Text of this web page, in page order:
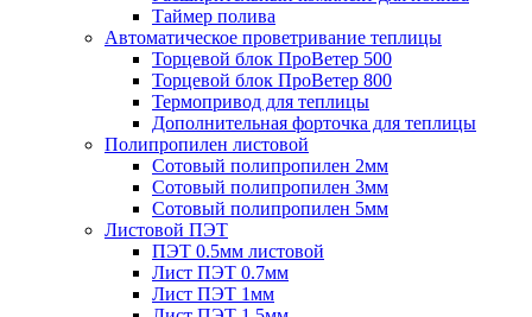
Таймер полива
Автоматическое проветривание теплицы
Торцевой блок ПроВетер 500
Торцевой блок ПроВетер 800
Термопривод для теплицы
Дополнительная форточка для теплицы
Полипропилен листовой
Сотовый полипропилен 2мм
Сотовый полипропилен 3мм
Сотовый полипропилен 5мм
Листовой ПЭТ
ПЭТ 0.5мм листовой
Лист ПЭТ 0.7мм
Лист ПЭТ 1мм